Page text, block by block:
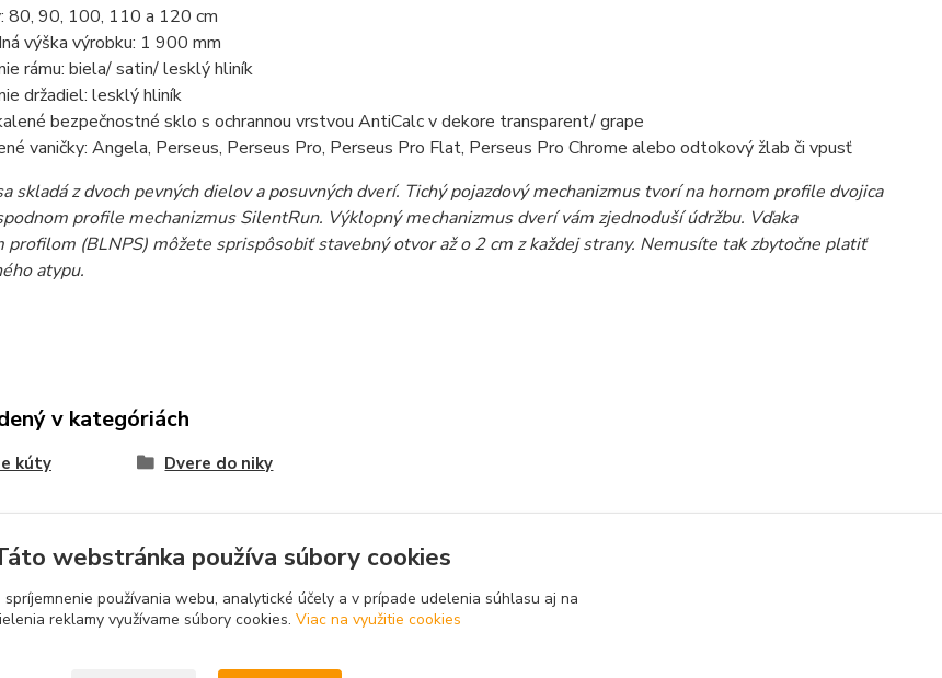
80, 90, 100, 110 a 120 cm
výška výrobku: 1 900 mm
rámu: biela/ satin/ lesklý hliník
držadiel: lesklý hliník
bezpečnostné sklo s ochrannou vrstvou AntiCalc v dekore transparent/ grape
vaničky: Angela, Perseus, Perseus Pro, Perseus Pro Flat, Perseus Pro Chrome alebo odtokový žlab či vpusť
skladá z dvoch pevných dielov a posuvných dverí. Tichý pojazdový mechanizmus tvorí na hornom profile dvojica
profile mechanizmusSilentRun. Výklopný mechanizmus dverí vám zjednoduší údržbu. Vďaka
profilom (BLNPS) môžete sprispôsobiť stavebný otvor až o 2 cm z každej strany. Nemusíte tak zbytočne platiť
atypu.
v kategóriách
kúty Dvere do niky
webstránka používa súbory cookies
používania webu, analytické účely a v prípade udelenia súhlasu aj na
reklamy využívame súbory cookies. Viac na využitie cookies